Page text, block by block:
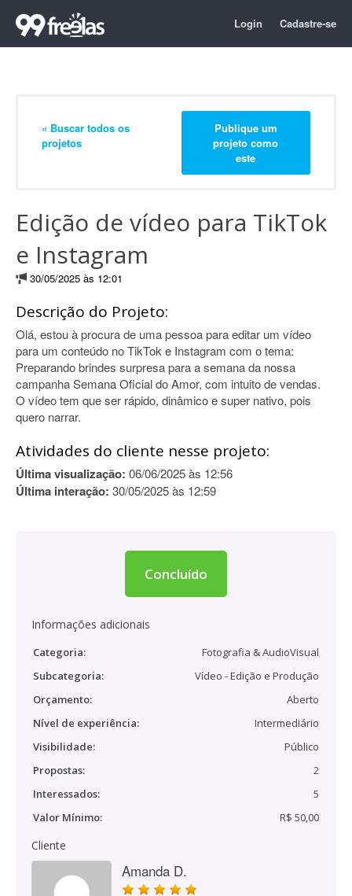
Login Cadastre-se
« Buscar todos os
projetos
Publique um
projeto como
este
Edição de vídeo para TikTok
e Instagram
30/05/2025 às 12:01
Descrição do Projeto:
Olá, estou à procura de uma pessoa para editar um vídeo
para um conteúdo no TikTok e Instagram com o tema:
Preparando brindes surpresa para a semana da nossa
campanha Semana Oficial do Amor, com intuito de vendas.
O vídeo tem que ser rápido, dinâmico e super nativo, pois
quero narrar.
Atividades do cliente nesse projeto:
Última visualização: 06/06/2025 às 12:56
Última interação: 30/05/2025 às 12:59
Concluído
Informações adicionais
Categoria:
Fotografia & AudioVisual
Subcategoria:
Vídeo - Edição e Produção
Orçamento:
Aberto
Nível de experiência:
Intermediário
Visibilidade:
Público
Propostas:
2
Interessados:
5
Valor Mínimo:
R$ 50,00
Cliente
Amanda D.